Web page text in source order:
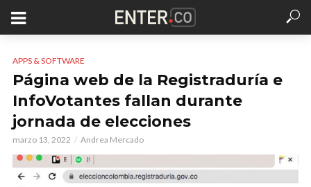
APPS & SOFTWARE
Página web de la Registraduría e
InfoVotantes fallan durante
jornada de elecciones
marzo 13, 2022 Andrea Mercado